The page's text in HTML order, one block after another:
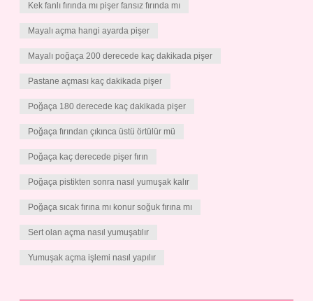
Kek fanlı fırında mı pişer fansız fırında mı
Mayalı açma hangi ayarda pişer
Mayalı poğaça 200 derecede kaç dakikada pişer
Pastane açması kaç dakikada pişer
Poğaça 180 derecede kaç dakikada pişer
Poğaça fırından çıkınca üstü örtülür mü
Poğaça kaç derecede pişer fırın
Poğaça pistikten sonra nasıl yumuşak kalır
Poğaça sıcak fırına mı konur soğuk fırına mı
Sert olan açma nasıl yumuşatılır
Yumuşak açma işlemi nasıl yapılır